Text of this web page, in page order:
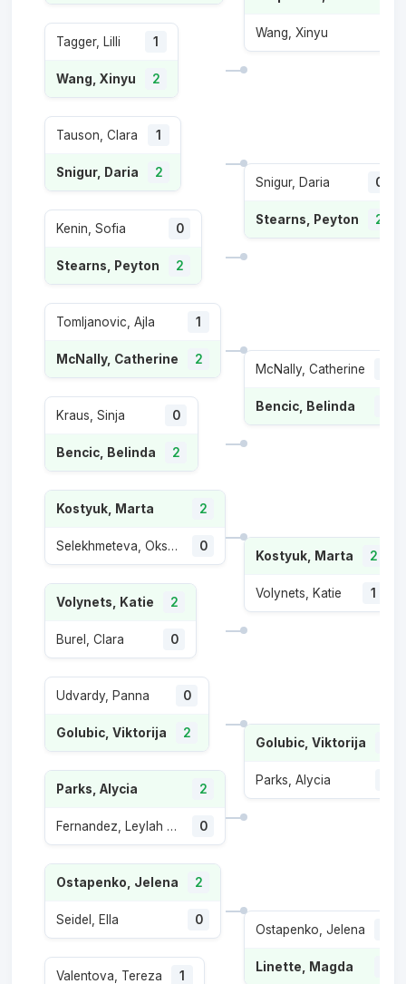
Tagger, Lilli 1
Wang, Xinyu 2
Tauson, Clara 1
Snigur, Daria 2
Kenin, Sofia 0
Stearns, Peyton 2
Tomljanovic, Ajla 1
McNally, Catherine 2
Kraus, Sinja 0
Bencic, Belinda 2
Kostyuk, Marta 2
Selekhmeteva, Oksana 0
Volynets, Katie 2
Burel, Clara 0
Udvardy, Panna 0
Golubic, Viktorija 2
Parks, Alycia 2
Fernandez, Leylah Annie 0
Ostapenko, Jelena 2
Seidel, Ella 0
Valentova, Tereza 1
Wang, Xinyu
Snigur, Daria 0
Stearns, Peyton 2
McNally, Catherine
Bencic, Belinda
Kostyuk, Marta 2
Volynets, Katie 1
Golubic, Viktorija
Parks, Alycia
Ostapenko, Jelena
Linette, Magda